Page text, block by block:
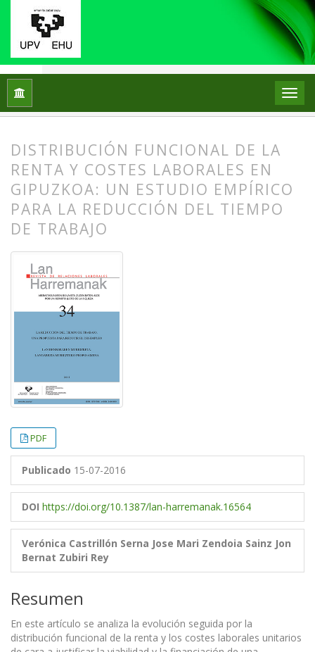
Inicio Núm. 34 (2016): La reducción del tiempo
DISTRIBUCIÓN FUNCIONAL DE LA
RENTA Y COSTES LABORALES EN
GIPUZKOA: UN ESTUDIO EMPÍRICO
PARA LA REDUCCIÓN DEL TIEMPO
DE TRABAJO
PDF
Publicado 15-07-2016
DOI https://doi.org/10.1387/lan-harremanak.16564
Verónica Castrillón Serna Jose Mari Zendoia Sainz Jon
Bernat Zubiri Rey
Resumen
En este artículo se analiza la evolución seguida por la
distribución funcional de la renta y los costes laborales unitarios